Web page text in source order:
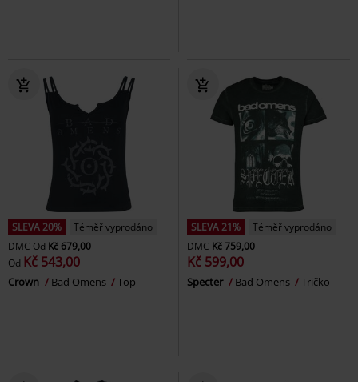
SLEVA 20%
Téměř vyprodáno
DMC Od Kč 679,00
Od Kč 543,00
Crown Bad Omens Top
SLEVA 21%
Téměř vyprodáno
DMC Kč 759,00
Kč 599,00
Specter Bad Omens Tričko